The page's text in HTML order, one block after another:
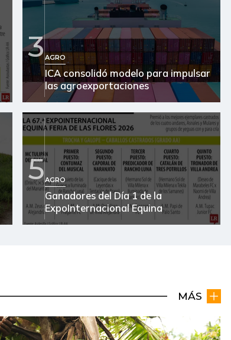
3AGRO
ICA consolidó modelo para impulsar
las agroexportaciones
5AGRO
Ganadores del Día 1 de la
ExpoInternacional Equina
MÁS